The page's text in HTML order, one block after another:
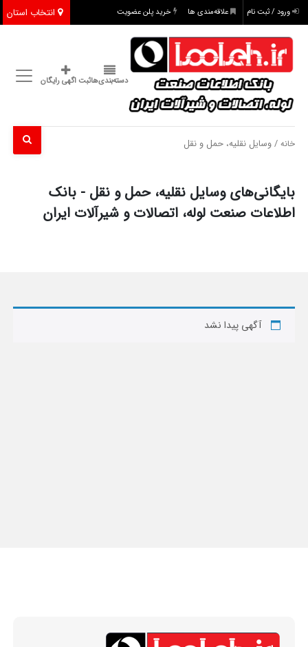
انتخاب استان ورود / ثبت نام علاقه‌مندی ها خرید پلن عضویت
دسته‌بندی‌هاثبت اگهی رایگان
خانه / وسایل نقلیه، حمل و نقل
بایگانی‌های وسایل نقلیه، حمل و نقل - بانک
اطلاعات صنعت لوله، اتصالات و شیرآلات ایران
آگهی پیدا نشد